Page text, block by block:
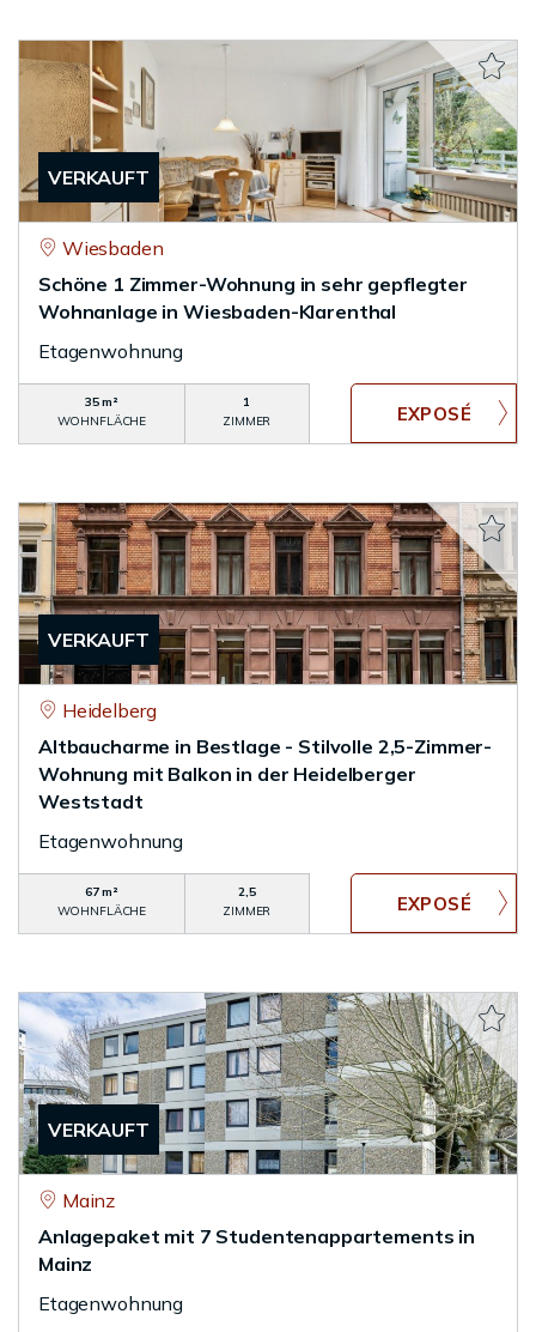
VERKAUFT
Wiesbaden
Schöne 1 Zimmer-Wohnung in sehr gepflegter
Wohnanlage in Wiesbaden-Klarenthal
Etagenwohnung
35 m²
WOHNFLÄCHE
1
ZIMMER
VERKAUFT
Heidelberg
Altbaucharme in Bestlage - Stilvolle 2,5-Zimmer-
Wohnung mit Balkon in der Heidelberger
Weststadt
Etagenwohnung
67 m²
WOHNFLÄCHE
2,5
ZIMMER
VERKAUFT
Mainz
Anlagepaket mit 7 Studentenappartements in
Mainz
Etagenwohnung